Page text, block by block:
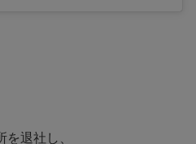
退社し、